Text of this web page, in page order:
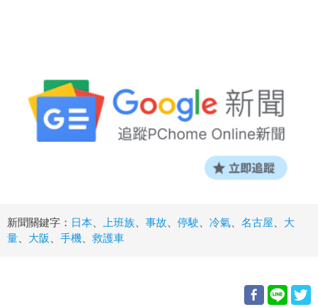
新聞關鍵字： 日本 上班族 事故 停駛 冷氣 名古屋
大
量
大阪 手機 救護車